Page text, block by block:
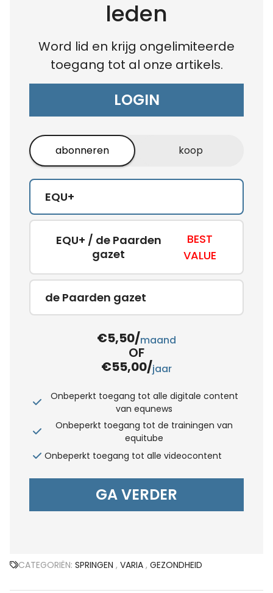
leden
Word lid en krijg ongelimiteerde
toegang tot al onze artikels.
LOGIN
abonneren koop
EQU+
EQU+ / de Paarden
gazet
BEST
VALUE
de Paarden gazet
€5,50/maand
OF
€55,00/jaar
Onbeperkt toegang tot alle digitale content
van equnews
Onbeperkt toegang tot de trainingen van
equitube
Onbeperkt toegang tot alle videocontent
GA VERDER
CATEGORIËN: SPRINGEN , VARIA , GEZONDHEID